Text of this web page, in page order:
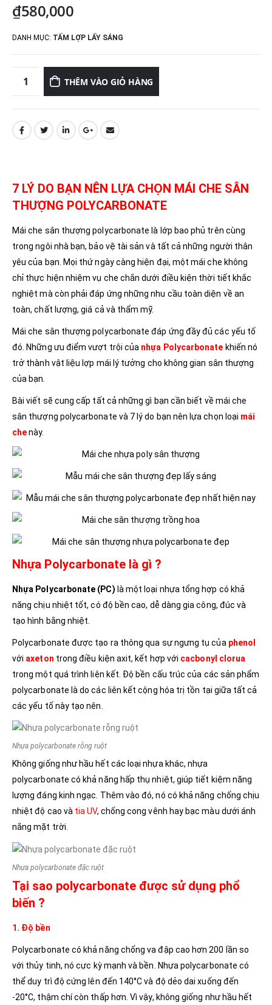
₫580,000
DANH MỤC: TẤM LỢP LẤY SÁNG
THÊM VÀO GIỎ HÀNG
7 LÝ DO BẠN NÊN LỰA CHỌN MÁI CHE SÂN
THƯỢNG POLYCARBONATE
Mái che sân thượng polycarbonate là lớp bao phủ trên cùng
trong ngôi nhà bạn, bảo vệ tài sản và tất cả những người thân
yêu của bạn. Mọi thứ ngày càng hiện đại, một mái che không
chỉ thực hiện nhiệm vụ che chắn dưới điều kiện thời tiết khắc
nghiệt mà còn phải đáp ứng những nhu cầu toàn diện về an
toàn, chất lượng, giá cả và thẩm mỹ.
Mái che sân thượng polycarbonate đáp ứng đầy đủ các yếu tố
đó. Những ưu điểm vượt trội của nhựa Polycarbonate khiến nó
trở thành vật liệu lợp mái lý tưởng cho không gian sân thượng
của bạn.
Bài viết sẽ cung cấp tất cả những gì bạn cần biết về mái che
sân thượng polycarbonate và 7 lý do bạn nên lựa chọn loại mái
chenày.
Nhựa Polycarbonate là gì ?
Nhựa Polycarbonate (PC) là một loại nhựa tổng hợp có khả
năng chịu nhiệt tốt, có độ bền cao, dễ dàng gia công, đúc và
tạo hình bằng nhiệt.
Polycarbonate được tạo ra thông qua sự ngưng tụ của phenol
với axeton trong điều kiện axit, kết hợp với cacbonyl clorua
trong một quá trình liên kết. Độ bền cấu trúc của các sản phẩm
polycarbonate là do các liên kết cộng hóa trị tồn tại giữa tất cả
các yếu tố này tạo nên.
Nhựa polycarbonate rỗng ruột
Không giống như hầu hết các loại nhựa khác, nhựa
polycarbonate có khả năng hấp thụ nhiệt, giúp tiết kiệm năng
lượng đáng kinh ngạc. Thêm vào đó, nó có khả năng chống chịu
nhiệt độ cao và tia UV, chống cong vênh hay bạc màu dưới ánh
nắng mặt trời.
Nhựa polycarbonate đặc ruột
Tại sao polycarbonate được sử dụng phổ
biến ?
1. Độ bền
Polycarbonate có khả năng chống va đập cao hơn 200 lần so
với thủy tinh, nó cực kỳ mạnh và bền. Nhựa polycarbonate có
thể duy trì độ cứng lên đến 140°C và độ dẻo dai xuống đến
-20°C, thậm chí còn thấp hơn. Vì vậy, không giống như hầu hết